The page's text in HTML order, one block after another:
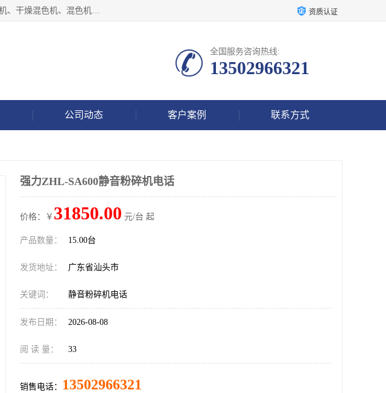
汕头经济特区震龙塑料机械有限公司专注于制造强力粉碎机、静音粉碎机、塑料粉碎机、强力塑料粉碎机、干燥混色机、混色机、冷水机、上料机等塑料辅助机械。 资质认证
全国服务咨询热线:
13502966321
公司动态 客户案例 联系方式
强力ZHL-SA600静音粉碎机电话
价格：￥ 31850.00 元/台 起
产品数量： 15.00台
发货地址： 广东省汕头市
关键词： 静音粉碎机电话
发布日期： 2026-08-08
阅 读 量： 33
销售电话： 13502966321